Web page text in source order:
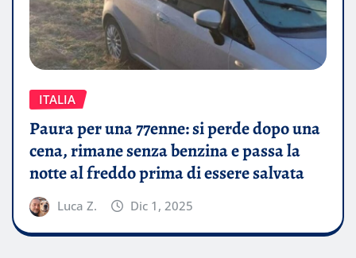
ITALIA
Paura per una 77enne: si perde dopo una
cena, rimane senza benzina e passa la
notte al freddo prima di essere salvata
Luca Z. Dic 1, 2025